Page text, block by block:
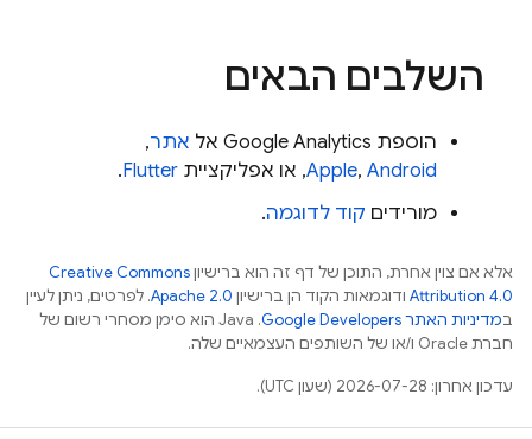
השלבים הבאים
הוספת Google Analytics אל אתר,
Apple, Android , או אפליקציית Flutter
.
מורידים קוד לדוגמה.
אלא אם צוין אחרת, התוכן של דף זה הוא ברישיוןCreative Commons
Attribution 4.0 ודוגמאות הקוד הן ברישיון Apache 2.0. לפרטים, ניתן לעיין
במדיניות האתר Google Developers‏
.‏ Java הוא סימן מסחרי רשום של
חברת Oracle ו/או של השותפים העצמאיים שלה.
עדכון אחרון: 2026-07-28 (שעון UTC).